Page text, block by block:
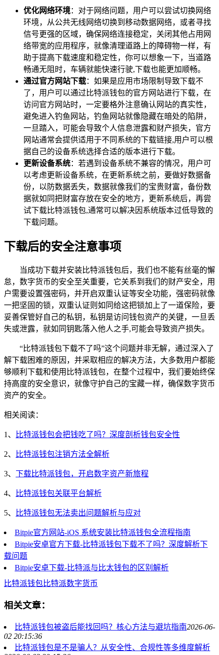
优化网络环境：对于网络问题，用户可以尝试切换网络
环境，从公共无线网络切换到移动数据网络，或者寻找
信号更强的区域，确保网络连接稳定，关闭其他占用网
络带宽的应用程序，就像清理道路上的障碍物一样，有
助于提高下载速度和稳定性，你可以想象一下，当道路
畅通无阻时，车辆就能快速行驶,下载也能更加顺畅。
通过官方网站下载：如果是应用市场限制导致下载不
了，用户可以通过比特派钱包的官方网站进行下载，在
访问官方网站时，一定要格外注意确认网站的真实性，
避免进入钓鱼网站，钓鱼网站就像隐藏在暗处的陷阱，
一旦踏入，可能会导致个人信息泄露和财产损失，官方
网站通常会提供适用于不同系统的下载链接,用户可以根
据自己的设备系统选择合适的版本进行下载。
更新设备系统：若遇到设备系统不兼容的情况，用户可
以考虑更新设备系统，在更新系统之前，要做好数据备
份，以防数据丢失，数据就像我们的宝贵财富，备份数
据就如同把财富存放在安全的地方，更新系统后，再尝
试下载比特派钱包,通常可以解决因系统版本过低导致的
下载问题。
下载后的安全注意事项
当成功下载并安装比特派钱包后，我们也不能有丝毫的懈
怠，数字货币的安全至关重要，它关系到我们的财产安全，用
户需要设置强密码，并开启双重认证等安全功能，强密码就像
一把坚固的锁，双重认证则如同给这把锁加上了一道保险，要
妥善保管好自己的私钥，私钥是访问钱包资产的关键，一旦丢
失或泄露，就如同钥匙落入他人之手,可能会导致资产损失。
“比特派钱包下载不了吗”这个问题并非无解，通过深入了
解下载困难的原因，并采取相应的解决方法，大多数用户都能
够顺利下载和使用比特派钱包，在整个过程中，我们要始终保
持高度的安全意识，就像守护自己的宝藏一样，确保数字货币
资产的安全。
相关阅读：
1、 比特派钱包会把钱吃了吗？深度剖析钱包安全性
2、 比特派钱包注销方法全解析
3、 下载比特派钱包，开启数字资产新旅程
4、 比特派钱包关联平台解析
5、 比特派钱包无法卖出问题解析与应对
Bitpie官方网站-iOS 系统安装比特派钱包全流程指南
Bitpie安卓官方下载-比特派钱包下载不了吗？深度解析下
载问题
Bitpie安卓下载-比特派与比太钱包的区别解析
比特派钱包比特派数字货币
相关文章：
比特派钱包被盗后能找回吗？核心方法与避坑指南2026-06-
02 20:15:36
比特派钱包是不是骗人？从安全性、合规性等多维度解析